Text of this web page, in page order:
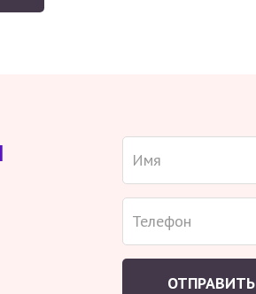
ОТПРАВИТЬ